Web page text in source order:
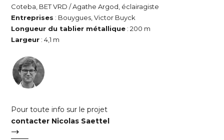
Coteba, BET VRD / Agathe Argod, éclairagiste
Entreprises : Bouygues, Victor Buyck
Longueur du tablier métallique : 200 m
Largeur : 4,1 m
Pour toute info sur le projet
contacter Nicolas Saettel